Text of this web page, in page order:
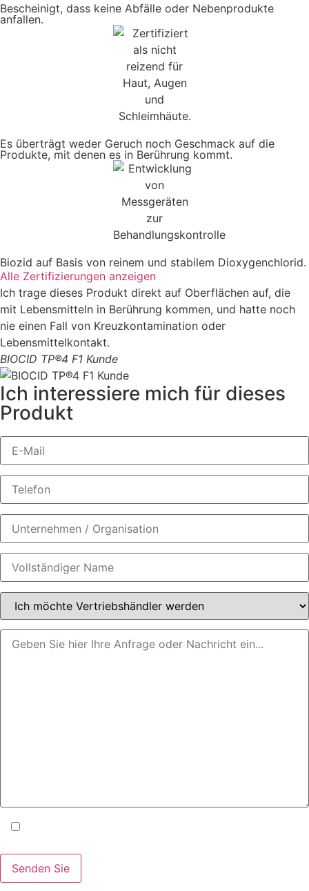
Bescheinigt, dass keine Abfälle oder Nebenprodukte
anfallen.
Es überträgt weder Geruch noch Geschmack auf die
Produkte, mit denen es in Berührung kommt.
Biozid auf Basis von reinem und stabilem Dioxygenchlorid.
Alle Zertifizierungen anzeigen
Ich trage dieses Produkt direkt auf Oberflächen auf, die
mit Lebensmitteln in Berührung kommen, und hatte noch
nie einen Fall von Kreuzkontamination oder
Lebensmittelkontakt.
BIOCID TP®4 F1 Kunde
Ich interessiere mich für dieses
Produkt